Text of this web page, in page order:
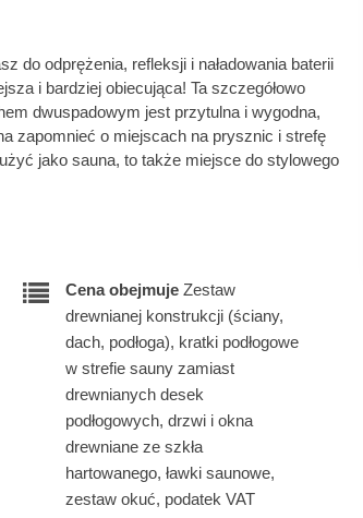
do odprężenia, refleksji i naładowania baterii
i bardziej obiecująca! Ta szczegółowo
dwuspadowym jest przytulna i wygodna,
zapomnieć o miejscach na prysznic i strefę
jako sauna, to także miejsce do stylowego
Cena obejmujeZestaw
drewnianej konstrukcji (ściany,
dach, podłoga), kratki podłogowe
w strefie sauny zamiast
drewnianych desek
podłogowych, drzwi i okna
drewniane ze szkła
hartowanego, ławki saunowe,
zestaw okuć, podatek VAT